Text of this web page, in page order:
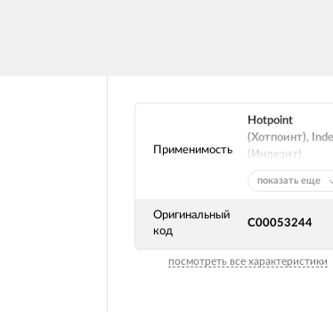
Применимость
Hotpoint
(Хотпоинт),
(Индезит)
показать еще
Оригинальный
код
C00053244
посмотреть все характеристики